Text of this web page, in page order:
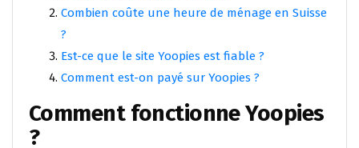
Combien coûte une heure de ménage en Suisse
?
Est-ce que le site Yoopies est fiable ?
Comment est-on payé sur Yoopies ?
Comment fonctionne Yoopies
?